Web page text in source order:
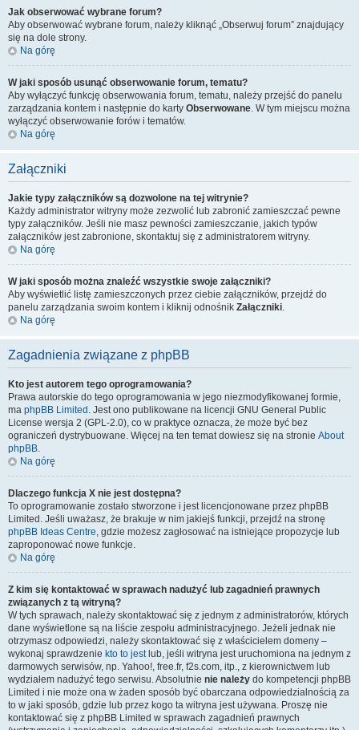
Jak obserwować wybrane forum?
Aby obserwować wybrane forum, należy kliknąć „Obserwuj forum” znajdujący
się na dole strony.
Na górę
W jaki sposób usunąć obserwowanie forum, tematu?
Aby wyłączyć funkcję obserwowania forum, tematu, należy przejść do panelu
zarządzania kontem i następnie do karty Obserwowane. W tym miejscu można
wyłączyć obserwowanie forów i tematów.
Na górę
Załączniki
Jakie typy załączników są dozwolone na tej witrynie?
Każdy administrator witryny może zezwolić lub zabronić zamieszczać pewne
typy załączników. Jeśli nie masz pewności zamieszczanie, jakich typów
załączników jest zabronione, skontaktuj się z administratorem witryny.
Na górę
W jaki sposób można znaleźć wszystkie swoje załączniki?
Aby wyświetlić listę zamieszczonych przez ciebie załączników, przejdź do
panelu zarządzania swoim kontem i kliknij odnośnik Załączniki.
Na górę
Zagadnienia związane z phpBB
Kto jest autorem tego oprogramowania?
Prawa autorskie do tego oprogramowania w jego niezmodyfikowanej formie,
ma phpBB Limited . Jest ono publikowane na licencji GNU General Public
License wersja 2 (GPL-2.0), co w praktyce oznacza, że może być bez
ograniczeń dystrybuowane. Więcej na ten temat dowiesz się na stronie About
phpBB.
Na górę
Dlaczego funkcja X nie jest dostępna?
To oprogramowanie zostało stworzone i jest licencjonowane przez phpBB
Limited. Jeśli uważasz, że brakuje w nim jakiejś funkcji, przejdź na stronę
phpBB Ideas Centre, gdzie możesz zagłosować na istniejące propozycje lub
zaproponować nowe funkcje.
Na górę
Z kim się kontaktować w sprawach nadużyć lub zagadnień prawnych
związanych z tą witryną?
W tych sprawach, należy skontaktować się z jednym z administratorów, których
dane wyświetlone są na liście zespołu administracyjnego. Jeżeli jednak nie
otrzymasz odpowiedzi, należy skontaktować się z właścicielem domeny –
wykonaj sprawdzenie kto to jestlub, jeśli witryna jest uruchomiona na jednym z
darmowych serwisów, np. Yahoo!, free.fr, f2s.com, itp., z kierownictwem lub
wydziałem nadużyć tego serwisu. Absolutnie nie należy do kompetencji phpBB
Limited i nie może ona w żaden sposób być obarczana odpowiedzialnością za
to w jaki sposób, gdzie lub przez kogo ta witryna jest używana. Proszę nie
kontaktować się z phpBB Limited w sprawach zagadnień prawnych